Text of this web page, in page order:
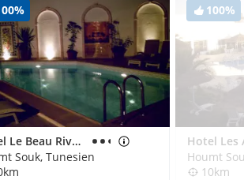
Hotel Le Beau Rivage
Souk, Tunesien
100%
Hotel Les
Houmt
10km